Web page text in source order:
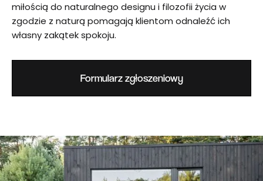
miłością do naturalnego designu i filozofii życia w
zgodzie z naturą pomagają klientom odnaleźć ich
własny zakątek spokoju.
Formularz zgłoszeniowy